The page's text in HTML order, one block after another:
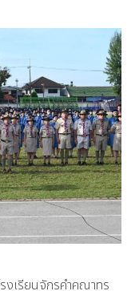
เรียนจักรคำคณาทร